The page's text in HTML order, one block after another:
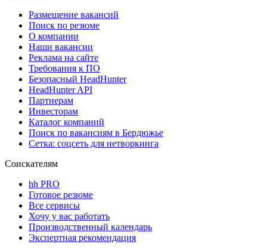
Размещение вакансий
Поиск по резюме
О компании
Наши вакансии
Реклама на сайте
Требования к ПО
Безопасный HeadHunter
HeadHunter API
Партнерам
Инвесторам
Каталог компаний
Поиск по вакансиям в Бердюжье
Сетка: соцсеть для нетворкинга
Соискателям
hh PRO
Готовое резюме
Все сервисы
Хочу у вас работать
Производственный календарь
Экспертная рекомендация